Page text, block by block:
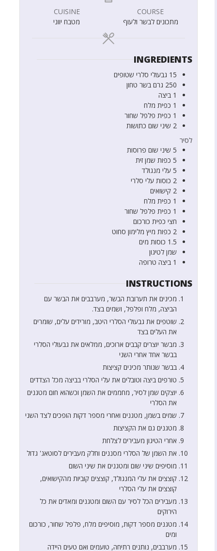
COURSE
מתכונים לבשר ולעוף
CUISINE
מטבח יווני
INGREDIENTS
15 גבעולי סלרי שטופים
250 גרם בשר טחון
1 ביצה
1 כפית מלח
1 כפית פלפל שחור
2 שיני שום כתושות
לסיר
5 שיני שום פרוסות
5 כפות שמן זית
5 עלי מנגולד
2 כוסות עלי סלרי
2 קישואים
1 כפית מלח
1 כפית פלפל שחור
חצי כפית כורכום
2 כפות מיץ מלימון סחוט
1.5 כוסות מים
שמן לטיגון
1 ביצה טרופה
INSTRUCTIONS
מכינים את תערובת הבשר, מערבבים את הבשר עם
הביצה, מלח ופלפל, ושמים בצד.
שוטפים את גבעולי הסלרי היטב, מורידים עלים, שומרים
את העלים בצד
מבשר יוצרים קבבים ארוכים, ממלאים את גבעולי הסלרי
בבשר אחד אחרי השני
בבשר שנותר מכינים קציצות
טורפים ביצה וטובלים את עלי הסלרי בביצה מכל הצדדים
יוצקים שמן לסיר, מחממים את השמן וכשהוא חום מטגנים
את הסלרי
שמים בשמן, מטגנים ואחרי מספר דקות הופכים לצד השני
מטגנים גם את הקציצות
אחרי הטיגון מעבירים לצלחת
את השמן של הסלרי מסננים וחלק מעבירים לסוטאג' גדול
מוסיפים שיני שום ומטגנים את שיני השום
קוצצים את עלי המנגולד, קוצצים קוביות מהקישואים,
קוצצים את עלי הסלרי
מעבירים הכל לסיר עם השום ומטגנים ומאדים את כל
הירוקים
מטגנים מספר דקות, מוסיפים מלח, פלפל שחור, כורכום
ומים
מערבבים, נותנים רתיחה, טועמים ואם טעים היידה